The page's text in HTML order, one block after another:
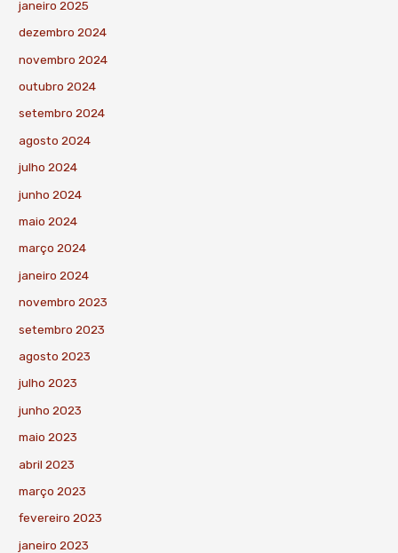
janeiro 2025
dezembro 2024
novembro 2024
outubro 2024
setembro 2024
agosto 2024
julho 2024
junho 2024
maio 2024
março 2024
janeiro 2024
novembro 2023
setembro 2023
agosto 2023
julho 2023
junho 2023
maio 2023
abril 2023
março 2023
fevereiro 2023
janeiro 2023